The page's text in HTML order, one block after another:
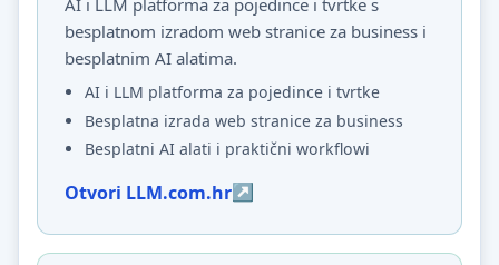
AI i LLM platforma za pojedince i tvrtke s
besplatnom izradom web stranice za business i
besplatnim AI alatima.
AI i LLM platforma za pojedince i tvrtke
Besplatna izrada web stranice za business
Besplatni AI alati i praktični workflowi
Otvori LLM.com.hr